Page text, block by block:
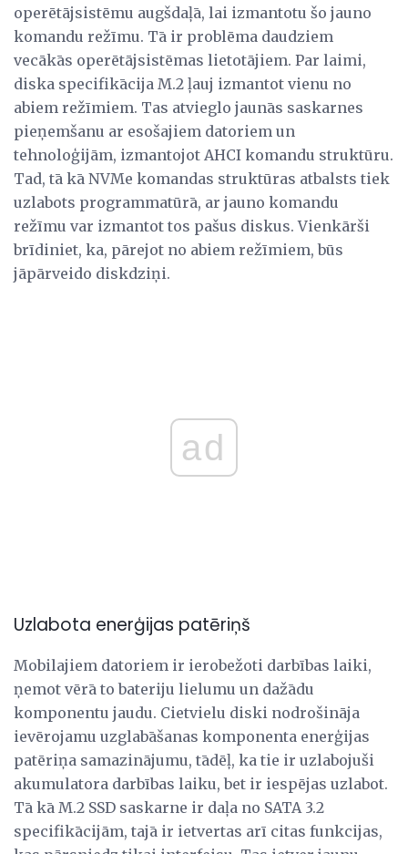
operētājsistēmu augšdaļā, lai izmantotu šo jauno
komandu režīmu. Tā ir problēma daudziem
vecākās operētājsistēmas lietotājiem. Par laimi,
diska specifikācija M.2 ļauj izmantot vienu no
abiem režīmiem. Tas atvieglo jaunās saskarnes
pieņemšanu ar esošajiem datoriem un
tehnoloģijām, izmantojot AHCI komandu struktūru.
Tad, tā kā NVMe komandas struktūras atbalsts tiek
uzlabots programmatūrā, ar jauno komandu
režīmu var izmantot tos pašus diskus. Vienkārši
brīdiniet, ka, pārejot no abiem režīmiem, būs
jāpārveido diskdziņi.
ad
Uzlabota enerģijas patēriņš
Mobilajiem datoriem ir ierobežoti darbības laiki,
ņemot vērā to bateriju lielumu un dažādu
komponentu jaudu. Cietvielu diski nodrošināja
ievērojamu uzglabāšanas komponenta enerģijas
patēriņa samazinājumu, tādēļ, ka tie ir uzlabojuši
akumulatora darbības laiku, bet ir iespējas uzlabot.
Tā kā M.2 SSD saskarne ir daļa no SATA 3.2
specifikācijām, tajā ir ietvertas arī citas funkcijas,